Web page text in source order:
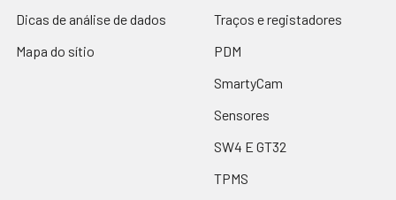
Dicas de análise de dados
Mapa do sítio
Traços e registadores
PDM
SmartyCam
Sensores
SW4 E GT32
TPMS